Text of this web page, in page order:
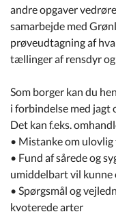
Om Kommunen
andre opgaver
samarbejde med
prøveudtagning af
tællinger af rensdyr og
Som borger kan du
i forbindelse med jagt
Det kan f.eks.
• Mistanke om
• Fund af sårede og
umiddelbart vil kunne
• Spørgsmål og
kvoterede arter